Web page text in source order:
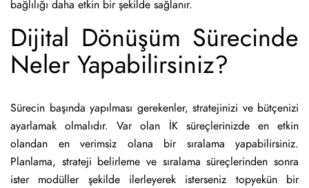
bağlılığı daha etkin bir şekilde sağlanır.
Dijital Dönüşüm Sürecinde
Neler Yapabilirsiniz?
Sürecin başında yapılması gerekenler, stratejinizi ve bütçenizi
ayarlamak olmalıdır. Var olan İK süreçlerinizde en etkin
olandan en verimsiz olana bir sıralama yapabilirsiniz.
Planlama, strateji belirleme ve sıralama süreçlerinden sonra
ister modüller şekilde ilerleyerek isterseniz topyekün bir